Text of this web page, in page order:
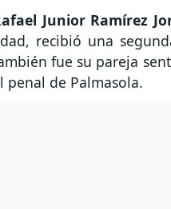
Junior Ramírez
recibió una
fue su pareja
penal de Palmasola.